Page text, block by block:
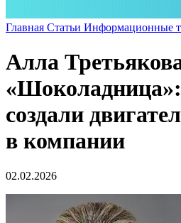
Главная Статьи Информационные
Алла
создали
в компании
02.02.2026